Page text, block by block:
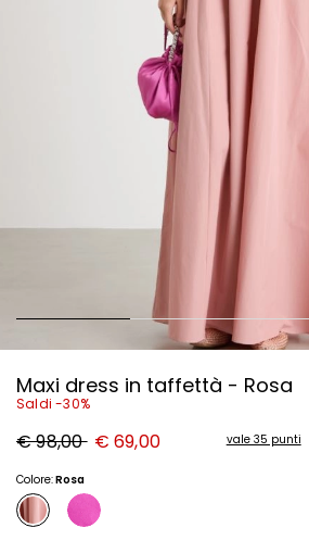
Maxi dress in taffettà - Rosa
Saldi -30%
Prezzo
originale
98,00
€ 98,00 Nuovo
prezzo
€ 69,00 vale 35 punti
Colore:Rosa